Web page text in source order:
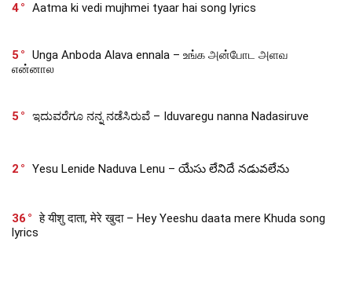
4 Aatma ki vedi mujhmei tyaar hai song lyrics
5
Unga Anboda Alava ennala – உங்க அன்போட அளவ
என்னால
5 ಇದುವರೆಗೂ ನನ್ನ ನಡೆಸಿರುವೆ – Iduvaregu nanna Nadasiruve
2 Yesu Lenide Naduva Lenu – యేసు లేనిదే నడువలేను
36
हे यीशु दाता, मेरे खुदा – Hey Yeeshu daata mere Khuda song
lyrics